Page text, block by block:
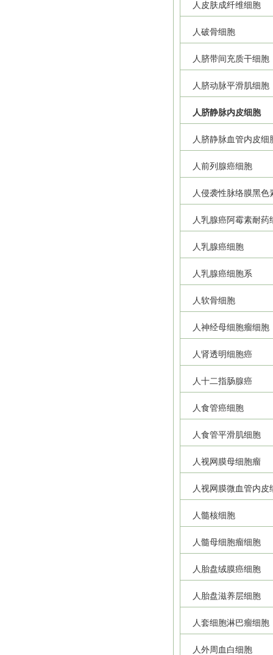
人皮肤成纤维细胞
人破骨细胞
人脐带间充质干细胞
人脐动脉平滑肌细胞
人脐静脉内皮细胞
人脐静脉血管内皮细
人前列腺癌细胞
人侵袭性脉络膜黑色
人乳腺癌阿霉素耐药
人乳腺癌细胞
人乳腺癌细胞系
人软骨细胞
人神经母细胞瘤细胞
人肾透明细胞癌
人十二指肠腺癌
人食管癌细胞
人食管平滑肌细胞
人视网膜母细胞瘤
人视网膜微血管内皮
人髓核细胞
人髓母细胞瘤细胞
人胎盘绒膜癌细胞
人胎盘滋养层细胞
人套细胞淋巴瘤细胞
人外周血白细胞